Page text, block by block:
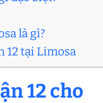
là gì?
12 tại Limosa
12 cho